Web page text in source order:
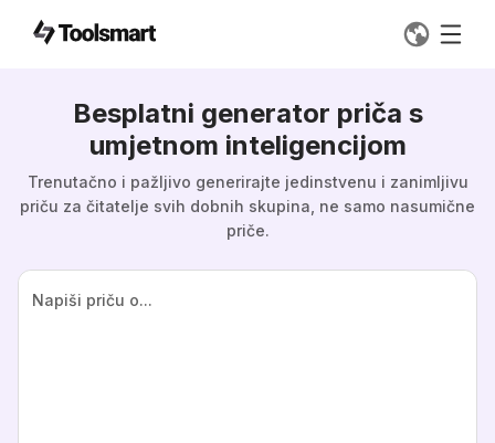
Besplatni generator priča s
umjetnom inteligencijom
Trenutačno i pažljivo generirajte jedinstvenu i zanimljivu
priču za čitatelje svih dobnih skupina, ne samo nasumične
priče.